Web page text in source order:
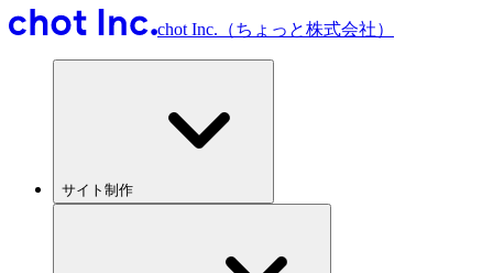
chot Inc.（ちょっと株式会社）
サイト制作